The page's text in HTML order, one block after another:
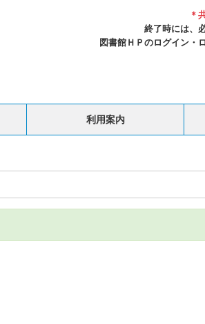
＊
終了時には、
図書館ＨＰのログイン・
利用案内